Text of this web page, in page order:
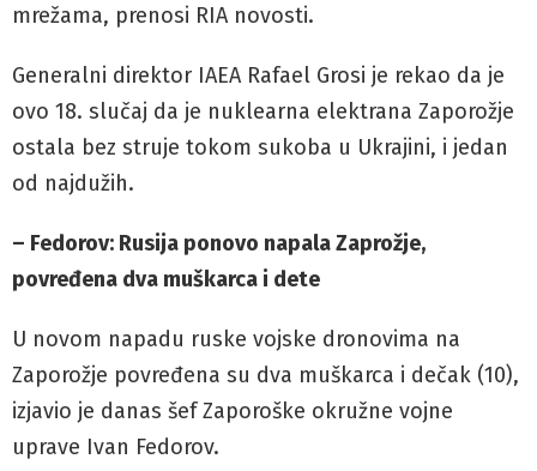
mrežama, prenosi RIA novosti.
Generalni direktor IAEA Rafael Grosi je rekao da je
ovo 18. slučaj da je nuklearna elektrana Zaporožje
ostala bez struje tokom sukoba u Ukrajini, i jedan
od najdužih.
– Fedorov: Rusija ponovo napala Zaprožje,
povređena dva muškarca i dete
U novom napadu ruske vojske dronovima na
Zaporožje povređena su dva muškarca i dečak (10),
izjavio je danas šef Zaporoške okružne vojne
uprave Ivan Fedorov.